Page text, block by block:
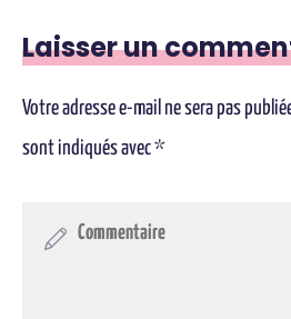
Laisser un
Votre adresse e-mail ne sera pas
sont indiqués avec*